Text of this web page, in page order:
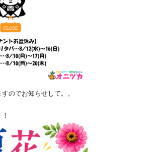
のでお知らせして。。